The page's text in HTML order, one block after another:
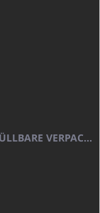
KÖRPERLOTION 1L OLIVIA THINKS (NACHFÜLLBARE VERPACKUNG)